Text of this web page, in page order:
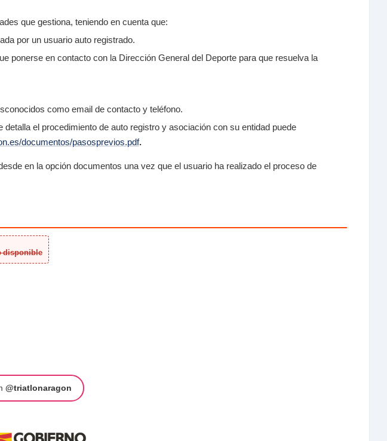
que gestiona, teniendo en cuenta que:
por un usuario auto registrado.
ponerse en contacto con la Dirección General del Deporte para que resuelva la
como email de contacto y teléfono.
el procedimiento de auto registro y asociación con su entidad puede
documentos/pasosprevios.pdf.
en la opción documentos una vez que el usuario ha realizado el proceso de
@triatlonaragon